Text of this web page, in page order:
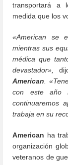
transportará a
medida que los
«American se
mientras sus
médica que
devastador»,
American
con este año
continuaremos
trabaja en su
American ha
organización
veteranos de